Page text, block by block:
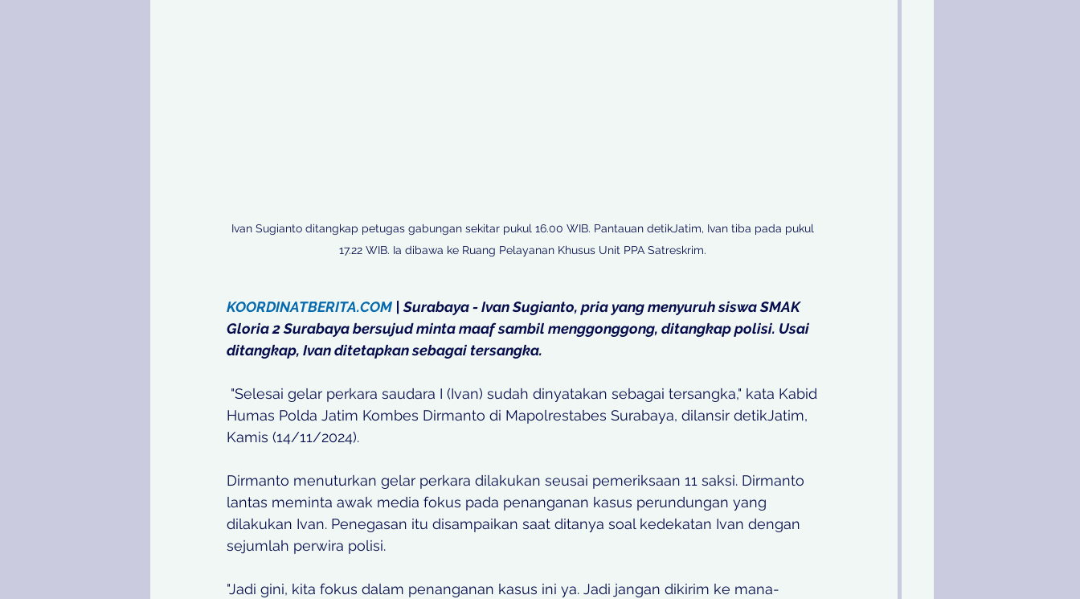
Ivan Sugianto ditangkap petugas gabungan sekitar pukul 16.00 WIB. Pantauan detikJatim, Ivan tiba pada pukul
17.22 WIB. Ia dibawa ke Ruang Pelayanan Khusus Unit PPA Satreskrim.
KOORDINATBERITA.COM | Surabaya - Ivan Sugianto, pria yang menyuruh siswa SMAK
Gloria 2 Surabaya bersujud minta maaf sambil menggonggong, ditangkap polisi. Usai
ditangkap, Ivan ditetapkan sebagai tersangka.
Humas Polda Jatim Kombes Dirmanto di Mapolrestabes Surabaya, dilansir detikJatim,
Kamis (14/11/2024).
Dirmanto menuturkan gelar perkara dilakukan seusai pemeriksaan 11 saksi. Dirmanto
lantas meminta awak media fokus pada penanganan kasus perundungan yang
dilakukan Ivan. Penegasan itu disampaikan saat ditanya soal kedekatan Ivan dengan
sejumlah perwira polisi.
"Jadi gini, kita fokus dalam penanganan kasus ini ya. Jadi jangan dikirim ke mana-